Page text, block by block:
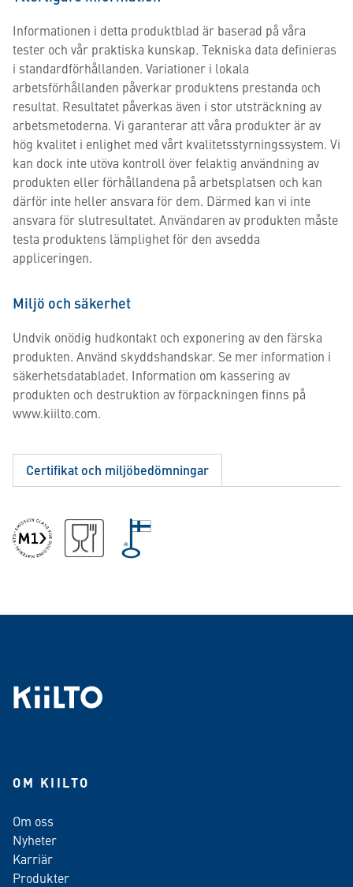
Informationen i detta produktblad är baserad på våra
tester och vår praktiska kunskap. Tekniska data definieras
i standardförhållanden. Variationer i lokala
arbetsförhållanden påverkar produktens prestanda och
resultat. Resultatet påverkas även i stor utsträckning av
arbetsmetoderna. Vi garanterar att våra produkter är av
hög kvalitet i enlighet med vårt kvalitetsstyrningssystem. Vi
kan dock inte utöva kontroll över felaktig användning av
produkten eller förhållandena på arbetsplatsen och kan
därför inte heller ansvara för dem. Därmed kan vi inte
ansvara för slutresultatet. Användaren av produkten måste
testa produktens lämplighet för den avsedda
appliceringen.
Miljö och säkerhet
Undvik onödig hudkontakt och exponering av den färska
produkten. Använd skyddshandskar. Se mer information i
säkerhetsdatabladet. Information om kassering av
produkten och destruktion av förpackningen finns på
www.kiilto.com.
Certifikat och miljöbedömningar
OM KIILTO
Om oss
Nyheter
Karriär
Produkter